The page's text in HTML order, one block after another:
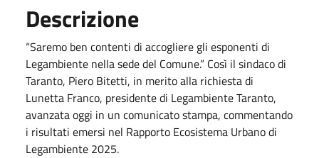
Descrizione
“Saremo ben contenti di accogliere gli esponenti di
Legambiente nella sede del Comune.” Così il sindaco di
Taranto, Piero Bitetti, in merito alla richiesta di
Lunetta Franco, presidente di Legambiente Taranto,
avanzata oggi in un comunicato stampa, commentando
i risultati emersi nel Rapporto Ecosistema Urbano di
Legambiente 2025.